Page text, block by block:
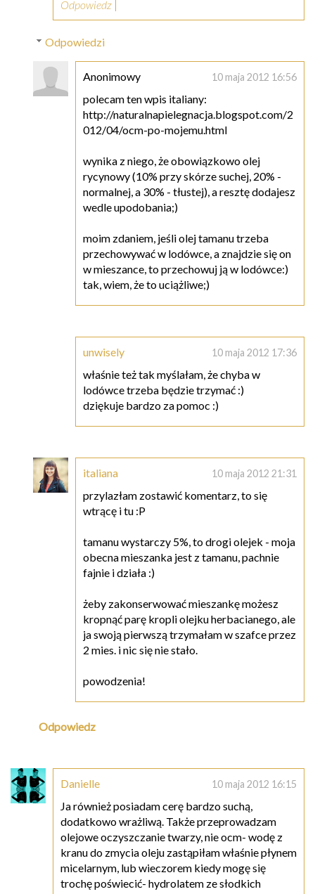
Odpowiedz
Odpowiedzi
Anonimowy 10 maja 2012 16:56
polecam ten wpis italiany:
http://naturalnapielegnacja.blogspot.com/2
012/04/ocm-po-mojemu.html
wynika z niego, że obowiązkowo olej
rycynowy (10% przy skórze suchej, 20% -
normalnej, a 30% - tłustej), a resztę dodajesz
wedle upodobania;)
moim zdaniem, jeśli olej tamanu trzeba
przechowywać w lodówce, a znajdzie się on
w mieszance, to przechowuj ją w lodówce:)
tak, wiem, że to uciążliwe;)
unwisely 10 maja 2012 17:36
właśnie też tak myślałam, że chyba w
lodówce trzeba będzie trzymać :)
dziękuje bardzo za pomoc :)
italiana 10 maja 2012 21:31
przylazłam zostawić komentarz, to się
wtrącę i tu :P
tamanu wystarczy 5%, to drogi olejek - moja
obecna mieszanka jest z tamanu, pachnie
fajnie i działa :)
żeby zakonserwować mieszankę możesz
kropnąć parę kropli olejku herbacianego, ale
ja swoją pierwszą trzymałam w szafce przez
2 mies. i nic się nie stało.
powodzenia!
Odpowiedz
Danielle 10 maja 2012 16:15
Ja również posiadam cerę bardzo suchą,
dodatkowo wrażliwą. Także przeprowadzam
olejowe oczyszczanie twarzy, nie ocm- wodę z
kranu do zmycia oleju zastąpiłam właśnie płynem
micelarnym, lub wieczorem kiedy mogę się
trochę poświecić- hydrolatem ze słodkich